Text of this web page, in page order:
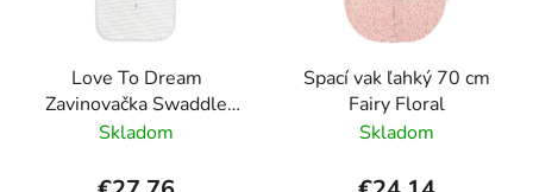
Love To Dream
Zavinovačka Swaddle
UP, veľkosť M, ETAPA
Skladom
Spací vak ľahký 70 cm
Fairy Floral
Skladom